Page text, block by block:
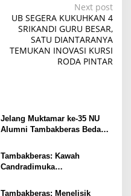
Next post
UB SEGERA KUKUHKAN 4
SRIKANDI GURU BESAR,
SATU DIANTARANYA
TEMUKAN INOVASI KURSI
RODA PINTAR
Jelang Muktamar ke-35 NU
Alumni Tambakberas Bedah
Tambakberas: Kawah
Candradimuka
Ulama
Tambakberas: Menelisik